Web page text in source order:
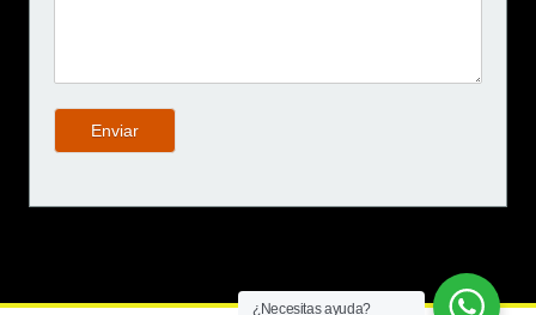
Enviar
¿Necesitas ayuda?